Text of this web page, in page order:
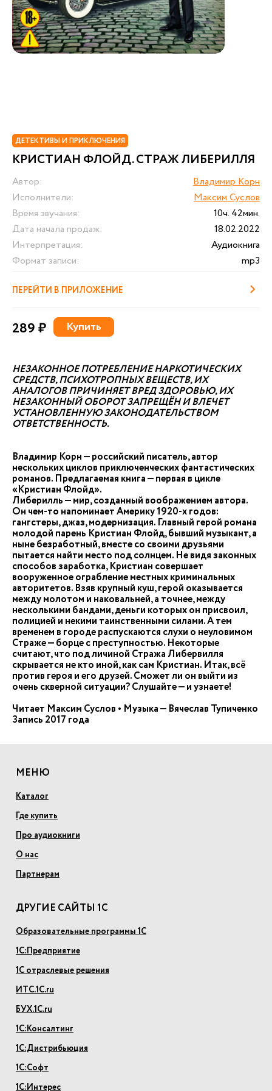
ДЕТЕКТИВЫ И ПРИКЛЮЧЕНИЯ
КРИСТИАН ФЛОЙД. СТРАЖ ЛИБЕРИЛЛЯ
Автор:
Владимир Корн
Исполнители:
Максим Суслов
Время звучания:
10ч. 42мин.
Дата начала продаж:
18.02.2022
Интерпретация:
Аудиокнига
Формат записи:
mp3
ПЕРЕЙТИ В ПРИЛОЖЕНИЕ
289 ₽ Купить
НЕЗАКОННОЕ ПОТРЕБЛЕНИЕ НАРКОТИЧЕСКИХ
СРЕДСТВ, ПСИХОТРОПНЫХ ВЕЩЕСТВ, ИХ
АНАЛОГОВ ПРИЧИНЯЕТ ВРЕД ЗДОРОВЬЮ, ИХ
НЕЗАКОННЫЙ ОБОРОТ ЗАПРЕЩЁН И ВЛЕЧЕТ
УСТАНОВЛЕННУЮ ЗАКОНОДАТЕЛЬСТВОМ
ОТВЕТСТВЕННОСТЬ.
Владимир Корн — российский писатель, автор
нескольких циклов приключенческих фантастических
романов. Предлагаемая книга — первая в цикле
«Кристиан Флойд».
Либерилль — мир, созданный воображением автора.
Он чем-то напоминает Америку 1920-х годов:
гангстеры, джаз, модернизация. Главный герой романа
молодой парень Кристиан Флойд, бывший музыкант, а
ныне безработный, вместе со своими друзьями
пытается найти место под солнцем. Не видя законных
способов заработка, Кристиан совершает
вооруженное ограбление местных криминальных
авторитетов. Взяв крупный куш, герой оказывается
между молотом и наковальней, а точнее, между
несколькими бандами, деньги которых он присвоил,
полицией и некими таинственными силами. А тем
временем в городе распускаются слухи о неуловимом
Страже — борце с преступностью. Некоторые
считают, что под личиной Стража Либервилля
скрывается не кто иной, как сам Кристиан. Итак, всё
против героя и его друзей. Сможет ли он выйти из
очень скверной ситуации? Слушайте — и узнаете!
Читает Максим Суслов • Музыка — Вячеслав Тупиченко
Запись 2017 года
МЕНЮ
Каталог
Где купить
Про аудиокниги
О нас
Партнерам
ДРУГИЕ САЙТЫ 1С
Образовательные программы 1С
1С:Предприятие
1С отраслевые решения
ИТС.1С.ru
БУХ.1С.ru
1С:Консалтинг
1С:Дистрибьюция
1С:Софт
1С:Интерес